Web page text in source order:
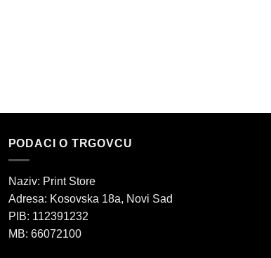
PODACI O TRGOVCU
Naziv: Print Store
Adresa: Kosovska 18a, Novi Sad
PIB: 112391232
MB: 66072100